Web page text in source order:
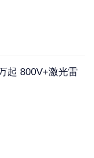
起 800V+激光雷